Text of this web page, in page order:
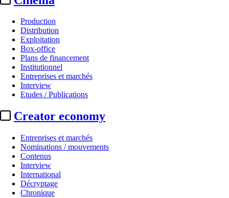
Production
Distribution
Exploitation
Box-office
Plans de financement
Institutionnel
Entreprises et marchés
Interview
Etudes / Publications
Creator economy
Entreprises et marchés
Nominations / mouvements
Contenus
Interview
International
Décryptage
Chronique